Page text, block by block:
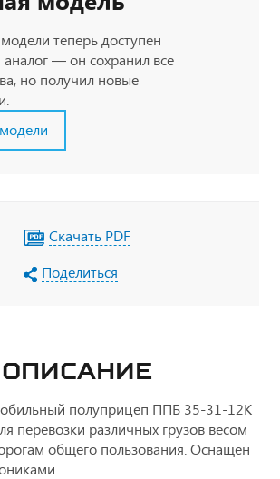
теперь доступен
— он сохранил все
но получил новые
Скачать PDF
Поделиться
ОПИСАНИЕ
полуприцеп ППБ 35-31-12К
перевозки различных грузов весом
общего пользования. Оснащен